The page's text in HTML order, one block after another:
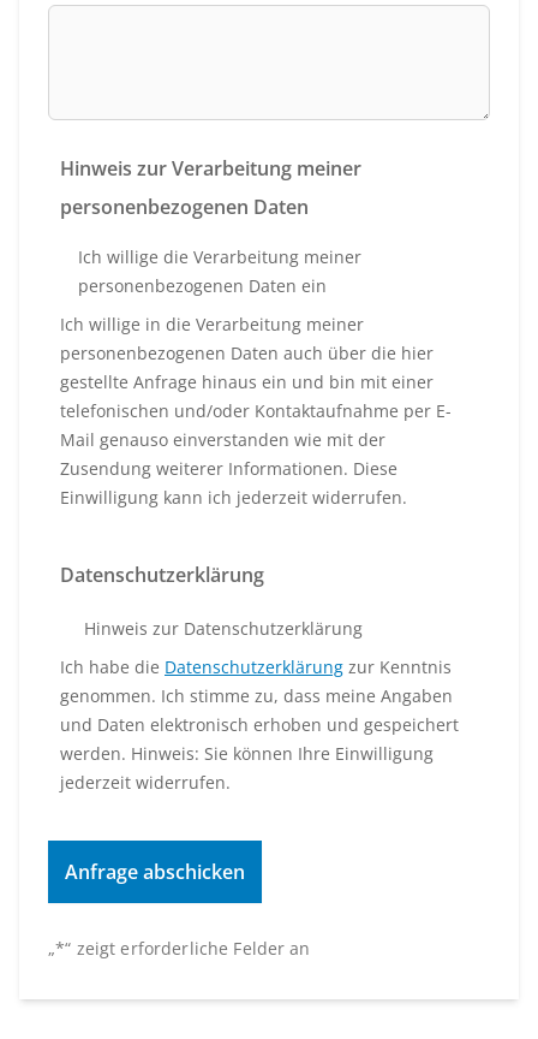
„*“ zeigt erforderliche Felder an
Hinweis zur Verarbeitung meiner
personenbezogenen Daten
Ich willige die Verarbeitung meiner
personenbezogenen Daten ein
Ich willige in die Verarbeitung meiner
personenbezogenen Daten auch über die hier
gestellte Anfrage hinaus ein und bin mit einer
telefonischen und/oder Kontaktaufnahme per E-
Mail genauso einverstanden wie mit der
Zusendung weiterer Informationen. Diese
Einwilligung kann ich jederzeit widerrufen.
Datenschutzerklärung
Hinweis zur Datenschutzerklärung
Ich habe die Datenschutzerklärung zur Kenntnis
genommen. Ich stimme zu, dass meine Angaben
und Daten elektronisch erhoben und gespeichert
werden. Hinweis: Sie können Ihre Einwilligung
jederzeit widerrufen.